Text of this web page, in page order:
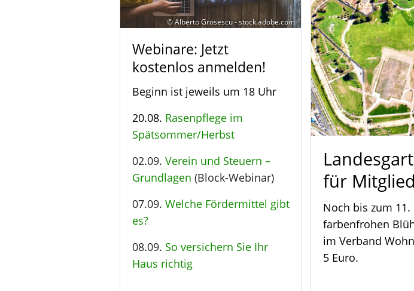
© Alberto Grosescu - stock.adobe.com
Webinare: Jetzt
kostenlos anmelden!
Beginn ist jeweils um 18 Uhr
20.08. Rasenpflege im
Spätsommer/Herbst
02.09. Verein und Steuern –
Grundlagen (Block-Webinar)
07.09. Welche Fördermittel gibt
es?
08.09. So versichern Sie Ihr
Haus richtig
für
Noch bis zum
farbenfrohen
im Verband
5 Euro.